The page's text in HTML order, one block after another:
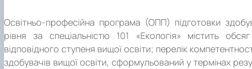
Освітньо-професійна програма (ОПП) підготовки
рівня за спеціальністю 101 «Екологія» містить
відповідного ступеня вищої освіти; перелік
здобувачів вищої освіти, сформульований у термінах